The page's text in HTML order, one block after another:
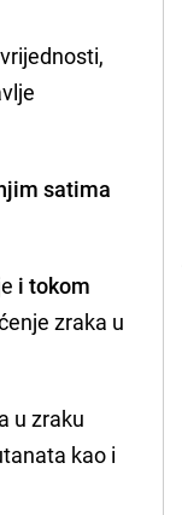
satima
i tokom
zraka u
u zraku
kao i